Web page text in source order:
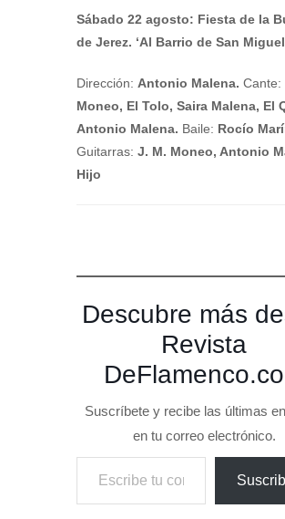
Sábado 22 agosto: Fiesta de la
de Jerez. ‘Al Barrio de San
Dirección: Antonio Malena. Cante:
Moneo, El Tolo, Saira Malena, El
Antonio Malena. Baile: Rocío
Guitarras: J. M. Moneo, Antonio
Hijo
Descubre más
Revista
Suscríbete y recibe las últimas
en tu correo electrónico.
Escribe tu correo electrónico…